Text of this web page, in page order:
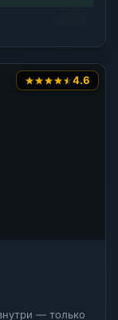
4.6
— только